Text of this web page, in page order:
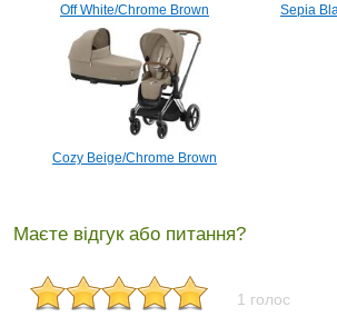
Off White/Chrome Brown Sepia
Cozy Beige/Chrome Brown
Маєте відгук або питання?
1 голос